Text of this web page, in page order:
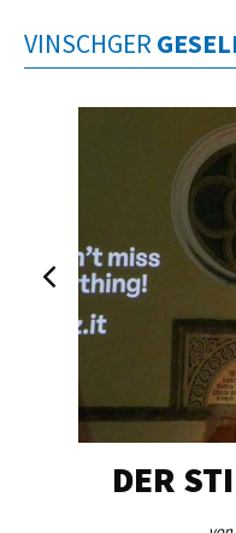
VINSCHGER
DER